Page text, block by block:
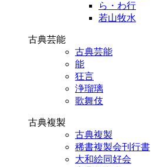
ら・わ行
若山牧水
古典芸能
古典芸能
能
狂言
浄瑠璃
歌舞伎
古典複製
古典複製
稀書複製会刊行書
大和絵同好会